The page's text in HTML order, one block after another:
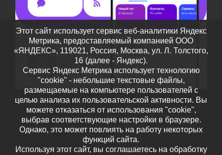
Дополнительное образование детей Тамбовской
области– Все права защищены
Этот сайт использует сервис веб-аналитики Яндекс
Метрика, предоставляемый компанией ООО
«ЯНДЕКС», 119021, Россия, Москва, ул. Л. Толстого,
16 (далее - Яндекс).
Сервис Яндекс Метрика использует технологию
"cookie" - небольшие текстовые файлы,
размещаемые на компьютере пользователей с
целью анализа их пользовательской активности. Вы
можете отказаться от использования "cookie",
выбрав соответствующие настройки в браузере.
Однако, это может повлиять на работу некоторых
функций сайта.
Используя этот сайт, вы соглашаетесь на обработку